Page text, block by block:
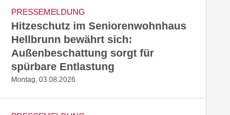
PRESSEMELDUNG
Hitzeschutz im Seniorenwohnhaus
Hellbrunn bewährt sich:
Außenbeschattung sorgt für
spürbare Entlastung
Montag, 03.08.2026